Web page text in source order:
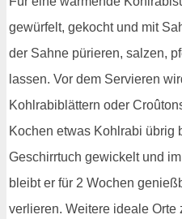
gewürfelt, gekocht und mit
der Sahne pürieren, salzen,
lassen. Vor dem Servieren
Kohlrabiblättern oder
Kochen etwas Kohlrabi übrig
Geschirrtuch gewickelt und
bleibt er für 2 Wochen
verlieren. Weitere ideale